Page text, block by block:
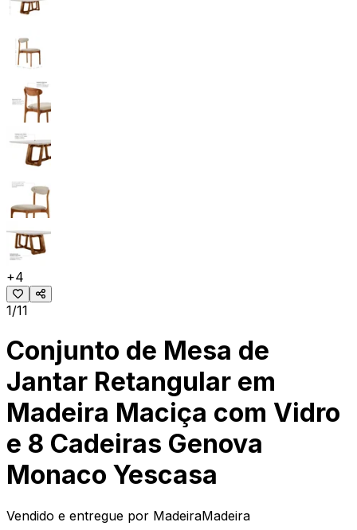
+4
1/11
Conjunto de Mesa de
Jantar Retangular em
Madeira Maciça com Vidro
e 8 Cadeiras Genova
Monaco Yescasa
Vendido e entregue por MadeiraMadeira